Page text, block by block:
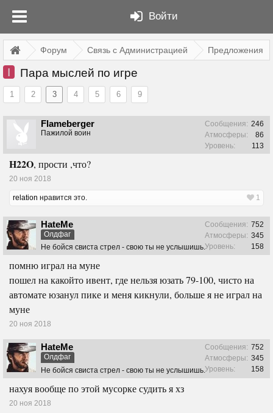
Войти
Форум Связь с Администрацией Предложения
I Пара мыслей по игре
1 2 3 4 5 6 9
Flameberger
Пажилой воин
Сообщения: 246
Атмосферы:
86
Уровень:
113
H22O, прости ,что?
20 ноя 2018
relation нравится это. 1
HateMe
Олдфаг
Не бойся свиста стрел - свою ты не услышишь.
Сообщения: 752
Атмосферы: 345
Уровень:
158
помню играл на муне
пошел на какойто ивент, где нельзя юзать 79-100, чисто на
автомате юзанул пике и меня кикнули, больше я не играл на
муне
20 ноя 2018
HateMe
Олдфаг
Не бойся свиста стрел - свою ты не услышишь.
Сообщения: 752
Атмосферы: 345
Уровень:
158
нахуя вообще по этой мусорке судить я хз
20 ноя 2018